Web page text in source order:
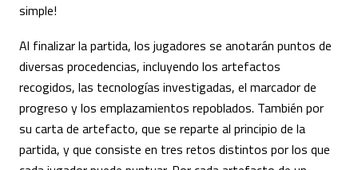
simple!
Al finalizar la partida, los jugadores se anotarán puntos de
diversas procedencias, incluyendo los artefactos
recogidos, las tecnologías investigadas, el marcador de
progreso y los emplazamientos repoblados. También por
su carta de artefacto, que se reparte al principio de la
partida, y que consiste en tres retos distintos por los que